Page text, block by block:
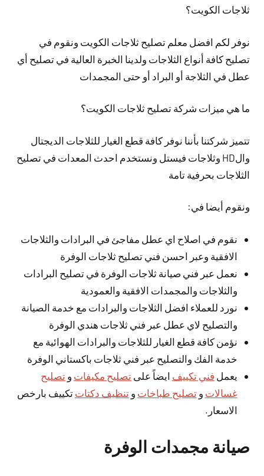
ثلاجات الكويت؟
نوفر لكم افضل معلم تصليح ثلاجات الكويت ونقوم في
تصليح كافة أنواع الثلاجات ولدينا الخبرة العالية في تصليح أي
عطل في الثلاجة أو البراد أو حتى المجمدات
ما هي ميزات شركة تصليح ثلاجات الكويت؟
تتميز شركتنا بأننا نوفر كافة قطع الغيار للثلاجات الديجتال
والHD وثلاجات فيستل ونستخدم احدث المعدات في تصليح
الثلاجات بحرفية تامة
ونقوم أيضا في:
نقوم في اصلاح اي عطل مفاجئ في البرادات والثلاجات
الافقية وعبر احسن فني تصليح ثلاجات الوفرة
نعمل عبر فني صيانة ثلاجات الوفرة في تصليح البرادات
والثلاجات والمجمدات الافقية والعمودية
نورد للعملاء افضل الثلاجات والبرادات مع خدمة الصيانة
والتصليح لاي عطل عبر فني ثلاجات هندي الوفرة
نؤمن كافة قطع الغيار للثلاجات والبرادات الهوائية مع
خدمة الفك والتصليح عبر فني ثلاجات باكستاني الوفرة
يعمل فني تكييف ايضاً علىتصليح مكيفات وتصليح
غسالات وتصليح طباخات وتنظيف دكتات تكييف بارخص
الاسعار.
صيانة مجمدات الوفرة